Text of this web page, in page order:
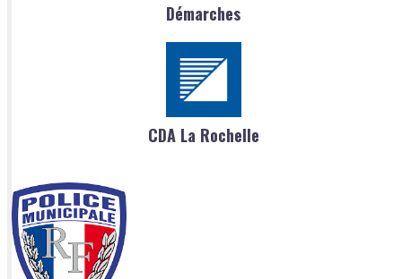
Démarches
CDA La Rochelle